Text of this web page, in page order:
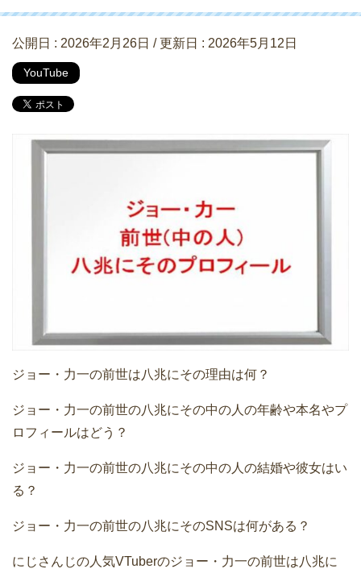
公開日 : 2026年2月26日 / 更新日 : 2026年5月12日
YouTube
ジョー・力一の前世は八兆にその理由は何？
ジョー・力一の前世の八兆にその中の人の年齢や本名やプ
ロフィールはどう？
ジョー・力一の前世の八兆にその中の人の結婚や彼女はい
る？
ジョー・力一の前世の八兆にそのSNSは何がある？
にじさんじの人気VTuberのジョー・力一の前世は八兆に